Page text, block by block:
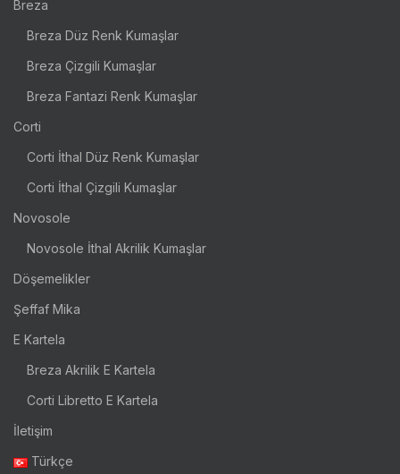
Breza
Breza Düz Renk Kumaşlar
Breza Çizgili Kumaşlar
Breza Fantazi Renk Kumaşlar
Corti
Corti İthal Düz Renk Kumaşlar
Corti İthal Çizgili Kumaşlar
Novosole
Novosole İthal Akrilik Kumaşlar
Döşemelikler
Şeffaf Mika
E Kartela
Breza Akrilik E Kartela
Corti Libretto E Kartela
İletişim
Türkçe